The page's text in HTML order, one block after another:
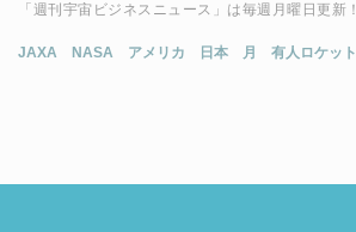
「週刊宇宙ビジネスニュース」は毎週月曜日更新！
JAXA NASA アメリカ 日本 月 有人ロケット